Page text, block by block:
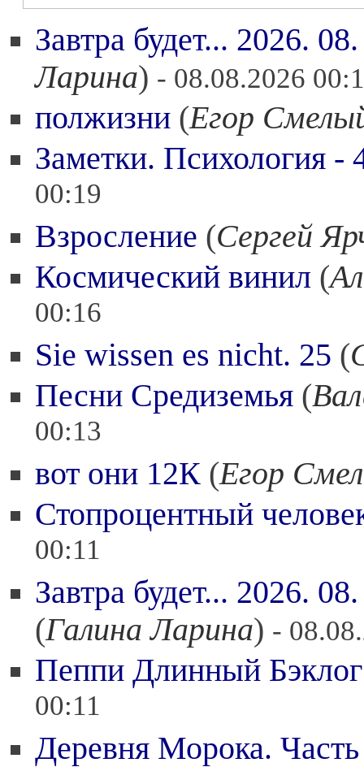
Завтра будет... 2026.
Ларина) - 08.08.2026
полжизни (Егор
Заметки. Психология -
00:19
Взросление (Сергей
Космический винил (
00:16
Sie wissen es nicht. 25 (
Песни Средиземья (
00:13
вот они 12К (Егор
Стопроцентный
00:11
Завтра будет... 2026.
(Галина Ларина) -
Пеппи Длинный Бэклог
00:11
Деревня Морока. Часть